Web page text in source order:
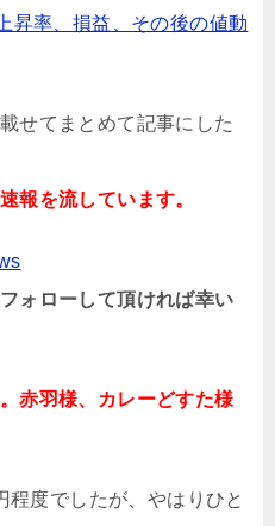
昇率、損益、その後の値動
せてまとめて記事にした
報を流しています。
ォローして頂ければ幸い
赤羽様、カレーどすた様
度でしたが、やはりひと